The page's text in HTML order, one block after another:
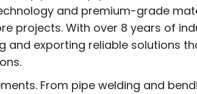
and premium-grade
projects. With over 8 years of
and exporting reliable solutions
From pipe welding and